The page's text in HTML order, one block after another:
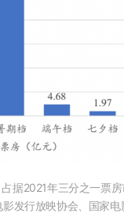
据2021年三分之一票房
发行放映协会、国家电